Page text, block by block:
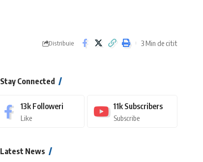
Distribuie 3 Min de citit
Stay Connected
13k Followeri
Like
11k Subscribers
Subscribe
Latest News